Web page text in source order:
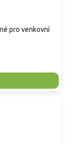
pro venkovní